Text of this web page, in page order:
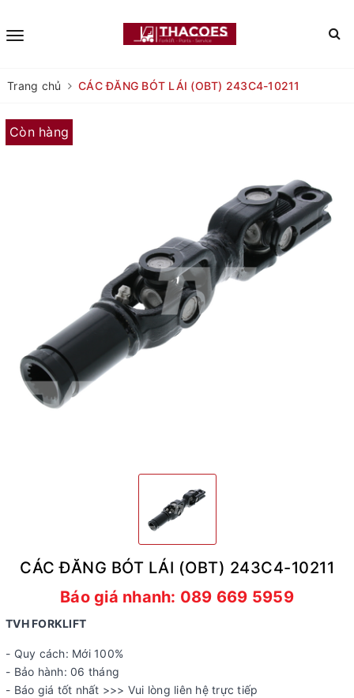
Trang chủ CÁC ĐĂNG BÓT LÁI (OBT) 243C4-10211
Còn hàng
CÁC ĐĂNG BÓT LÁI (OBT) 243C4-10211
Báo giá nhanh: 089 669 5959
TVH FORKLIFT
- Quy cách: Mới 100%
- Bảo hành: 06 tháng
- Báo giá tốt nhất >>> Vui lòng liên hệ trực tiếp